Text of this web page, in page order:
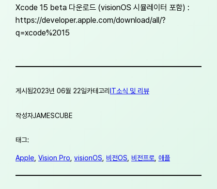
Xcode 15 beta 다운로드 (visionOS 시뮬레이터 포함) :
https://developer.apple.com/download/all/?
q=xcode%2015
게시됨2023년 06월 22일카테고리IT소식 및 리뷰
작성자JAMESCUBE
태그:
Apple Vision Pro visionOS 비전OS 비전프로 애플